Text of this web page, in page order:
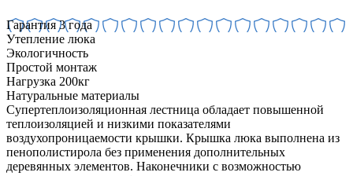
Гарантия 3 года
Утепление люка
Экологичность
Простой монтаж
Нагрузка 200кг
Натуральные материалы
Супертеплоизоляционная лестница обладает повышенной
теплоизоляцией и низкими показателями
воздухопроницаемости крышки. Крышка люка выполнена из
пенополистирола без применения дополнительных
деревянных элементов. Наконечники с возможностью